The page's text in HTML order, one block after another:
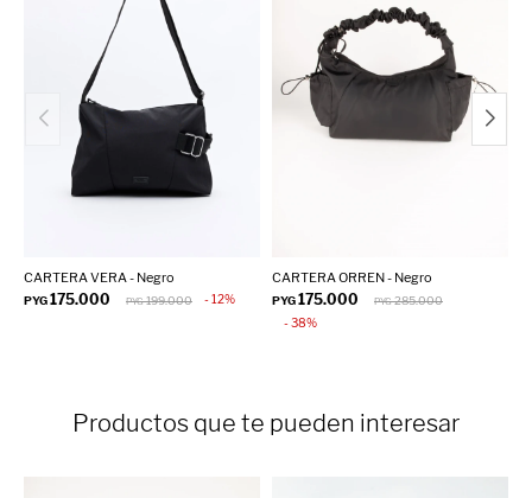
CARTERA VERA - Negro
PYG175.000 PYG 199.000 12
CARTERA ORREN - Negro
PYG175.000 PYG 285.000
38
Productos que te pueden interesar